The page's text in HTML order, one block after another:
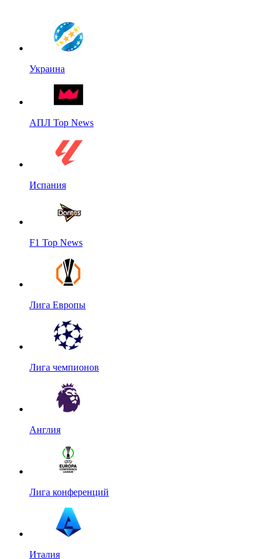
Украина
АПЛ Top News
Испания
F1 Top News
Лига Европы
Лига чемпионов
Англия
Лига конференций
Италия